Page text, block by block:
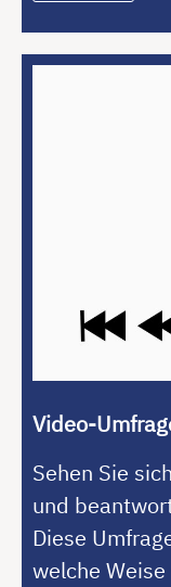
Video-
Sehen Sie
und
Diese
welche